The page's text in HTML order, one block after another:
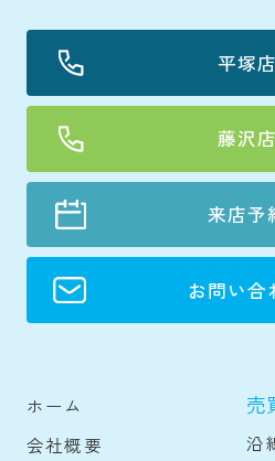
平塚店
藤沢店
来店予
お問い合
ホーム
会社概要
売
沿